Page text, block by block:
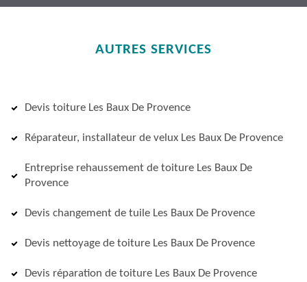
AUTRES SERVICES
Devis toiture Les Baux De Provence
Réparateur, installateur de velux Les Baux De Provence
Entreprise rehaussement de toiture Les Baux De
Provence
Devis changement de tuile Les Baux De Provence
Devis nettoyage de toiture Les Baux De Provence
Devis réparation de toiture Les Baux De Provence